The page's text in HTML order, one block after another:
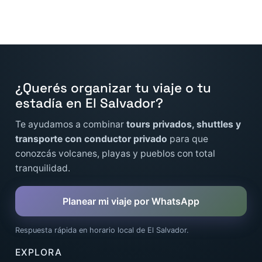
¿Querés organizar tu viaje o tu
estadía en El Salvador?
Te ayudamos a combinar tours privados, shuttles y
transporte con conductor privado para que
conozcás volcanes, playas y pueblos con total
tranquilidad.
Planear mi viaje por WhatsApp
Respuesta rápida en horario local de El Salvador.
EXPLORA